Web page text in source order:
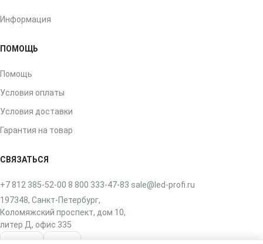
Информация
ПОМОЩЬ
Помощь
Условия оплаты
Условия доставки
Гарантия на товар
СВЯЗАТЬСЯ
+7 812 385-52-00 8 800 333-47-83 sale@led-profi.ru
197348, Санкт-Петербург,
Коломяжский проспект, дом 10,
литер Д, офис 335